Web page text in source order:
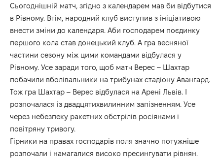
Сьогоднішній матч, згідно з календарем мав би відбутися
в Рівному. Втім, народний клуб виступив з ініціативою
внести зміни до календаря. Аби господарем поєдинку
першого кола став донецький клуб. А гра весняної
частини сезону між цими командами відбулася у
Рівному. Усе заради того, щоб матч Верес – Шахтар
побачили вболівальники на трибунах стадіону Авангард.
Тож гра Шахтар – Верес відбулася на Арені Львів. І
розпочалася із двадцятихвилинним запізненням. Усе
через небезпеку ракетних обстрілів росіянами і
повітряну тривогу.
Гірники на правах господарів поля значно потужніше
розпочали і намагалися високо пресингувати рівнян.